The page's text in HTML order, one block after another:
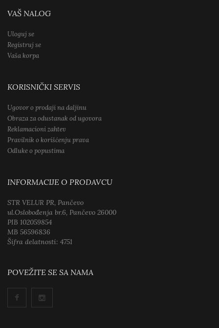
VAŠ NALOG
Uloguj se
Registruj se
Vaša korpa
KORISNIČKI SERVIS
Ugovor o prodaji na daljinu
Obraza za odustanak od ugovora
Reklamacioni zahtev
Pravilnik o korišćenju prava
Odluke o popustima
INFORMACIJE O PRODAVCU
STR VELUR PR, Pančevo
ul.Oslobođenja br.6, Pančevo 26000
PIB 102059854
MB 56596836
Šifra delatnosti: 4751
POVEŽITE SE SA NAMA